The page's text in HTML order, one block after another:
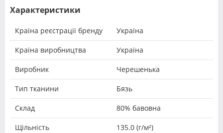
Характеристики
Країна реєстрації бренду Україна
Країна виробництва Україна
Виробник Черешенька
Тип тканини Бязь
Склад 80% бавовна
Щільність 135.0 (г/м²)